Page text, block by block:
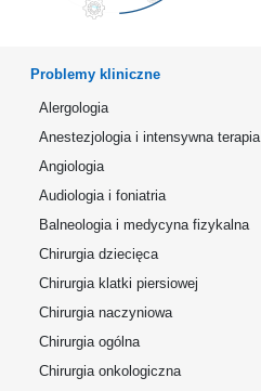
Problemy kliniczne
Alergologia
Anestezjologia i intensywna terapia
Angiologia
Audiologia i foniatria
Balneologia i medycyna fizykalna
Chirurgia dziecięca
Chirurgia klatki piersiowej
Chirurgia naczyniowa
Chirurgia ogólna
Chirurgia onkologiczna